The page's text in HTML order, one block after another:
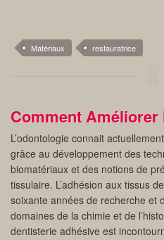
Matériaux restauratrice
Comment Améliorer
L’odontologie connait
grâce au développement des
biomatériaux et des notions de
tissulaire. L’adhésion aux tissus
soixante années de recherche et
domaines de la chimie et de
dentisterie adhésive est